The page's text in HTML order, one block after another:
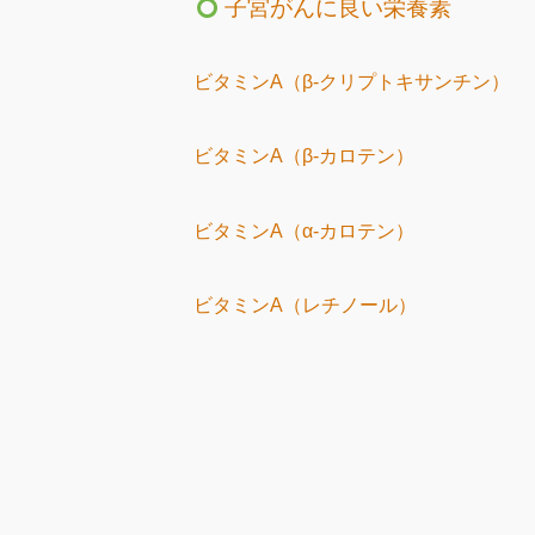
子宮がんに良い栄養素
ビタミンA（β-クリプトキサンチン）
ビタミンA（β-カロテン）
ビタミンA（α-カロテン）
ビタミンA（レチノール）